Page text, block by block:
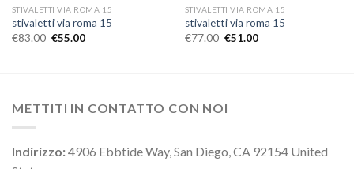
STIVALETTI VIA ROMA 15
stivaletti via roma 15
€83.00 €55.00
STIVALETTI VIA ROMA 15
stivaletti via roma 15
€77.00 €51.00
METTITI IN CONTATTO CON NOI
Indirizzo:4906 Ebbtide Way, San Diego, CA 92154 United